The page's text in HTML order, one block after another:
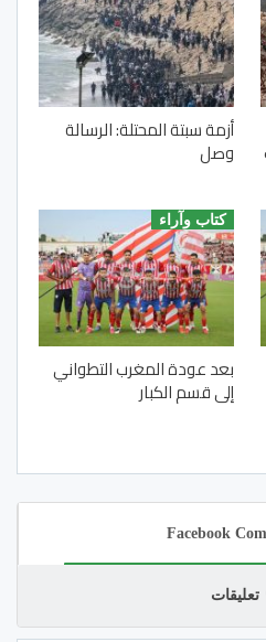
أزمة سبتة المحتلة: الرسالة
وصل
كتاب وآراء
بعد عودة المغرب التطواني
إلى قسم الكبار
Facebook
تعليقات